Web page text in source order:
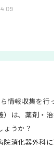
情報収集を行
）は、薬剤・
ょうか？
院消化器外科